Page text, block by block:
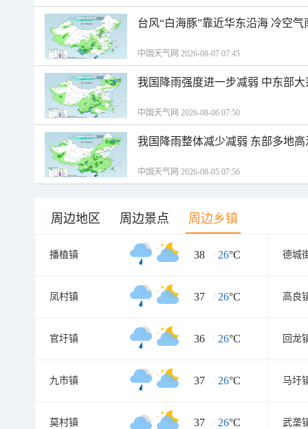
台风“白海豚”靠近华东沿海 冷空
中国天气网 2026-08-07 07:45
我国降雨强度进一步减弱 中东部
中国天气网 2026-08-06 07:50
我国降雨整体减少减弱 东部多地
中国天气网 2026-08-05 07:56
周边地区 周边景点 周边乡镇
播植镇 38 / 26°C 德城
凤村镇 37 / 26°C 高良
官圩镇 36 / 26°C 回龙
九市镇 37 / 26°C 马圩
莫村镇 37 / 26°C 武垄